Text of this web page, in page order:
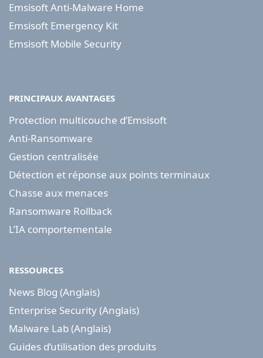
Emsisoft Anti-Malware Home
Emsisoft Emergency Kit
Emsisoft Mobile Security
PRINCIPAUX AVANTAGES
Protection multicouche d’Emsisoft
Anti-Ransomware
Gestion centralisée
Détection et réponse aux points terminaux
Chasse aux menaces
Ransomware Rollback
L’IA comportementale
RESSOURCES
News Blog (Anglais)
Enterprise Security (Anglais)
Malware Lab (Anglais)
Guides d’utilisation des produits